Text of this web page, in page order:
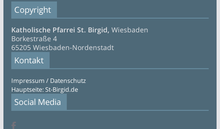
Copyright
Katholische Pfarrei St. Birgid, Wiesbaden
Borkestraße 4
65205 Wiesbaden-Nordenstadt
Kontakt
Impressum / Datenschutz
Hauptseite: St-Birgid.de
Social Media